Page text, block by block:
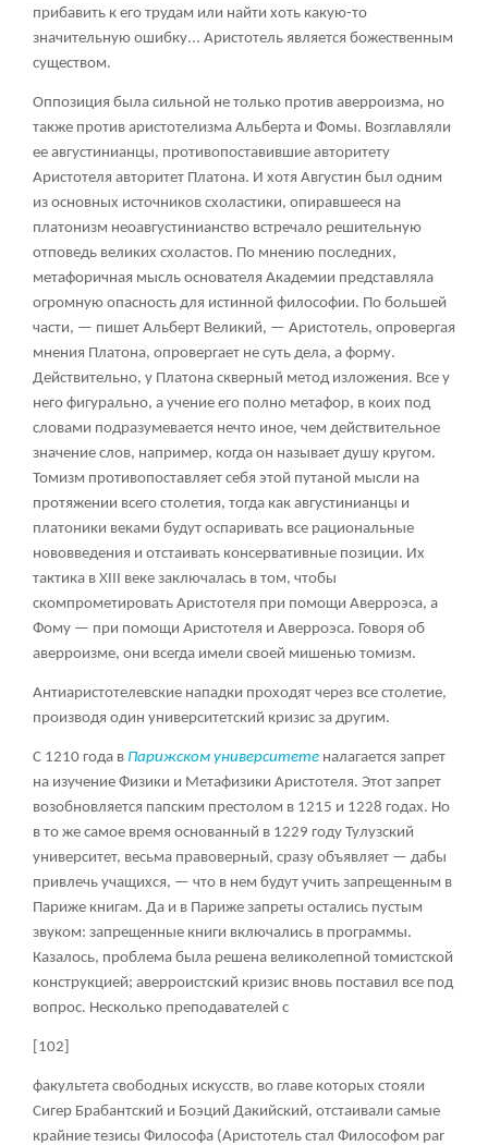
прибавить к его трудам или найти хоть какую-то
значительную ошибку... Аристотель является божественным
существом.
Оппозиция была сильной не только против аверроизма, но
также против аристотелизма Альберта и Фомы. Возглавляли
ее августинианцы, противопоставившие авторитету
Аристотеля авторитет Платона. И хотя Августин был одним
из основных источников схоластики, опиравшееся на
платонизм неоавгустинианство встречало решительную
отповедь великих схоластов. По мнению последних,
метафоричная мысль основателя Академии представляла
огромную опасность для истинной философии. По большей
части, — пишет Альберт Великий, — Аристотель, опровергая
мнения Платона, опровергает не суть дела, а форму.
Действительно, у Платона скверный метод изложения. Все у
него фигурально, а учение его полно метафор, в коих под
словами подразумевается нечто иное, чем действительное
значение слов, например, когда он называет душу кругом.
Томизм противопоставляет себя этой путаной мысли на
протяжении всего столетия, тогда как августинианцы и
платоники веками будут оспаривать все рациональные
нововведения и отстаивать консервативные позиции. Их
тактика в XIII веке заключалась в том, чтобы
скомпрометировать Аристотеля при помощи Аверроэса, а
Фому — при помощи Аристотеля и Аверроэса. Говоря об
аверроизме, они всегда имели своей мишенью томизм.
Антиаристотелевские нападки проходят через все столетие,
производя один университетский кризис за другим.
С 1210 года в Парижском университете налагается запрет
на изучение Физики и Метафизики Аристотеля. Этот запрет
возобновляется папским престолом в 1215 и 1228 годах. Но
в то же самое время основанный в 1229 году Тулузский
университет, весьма правоверный, сразу объявляет — дабы
привлечь учащихся, — что в нем будут учить запрещенным в
Париже книгам. Да и в Париже запреты остались пустым
звуком: запрещенные книги включались в программы.
Казалось, проблема была решена великолепной томистской
конструкцией; аверроистский кризис вновь поставил все под
вопрос. Несколько преподавателей с
[102]
факультета свободных искусств, во главе которых стояли
Сигер Брабантский и Боэций Дакийский, отстаивали самые
крайние тезисы Философа (Аристотель стал Философом par